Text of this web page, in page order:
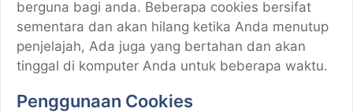
berguna bagi anda. Beberapa cookies bersifat
sementara dan akan hilang ketika Anda menutup
penjelajah, Ada juga yang bertahan dan akan
tinggal di komputer Anda untuk beberapa waktu.
Penggunaan Cookies